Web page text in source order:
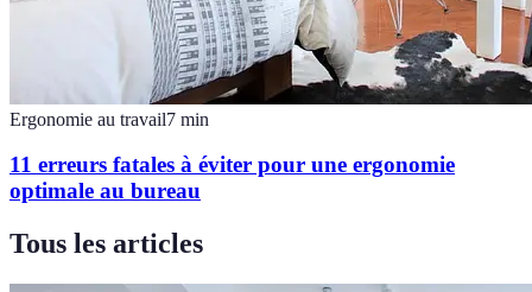
Ergonomie au travail7 min
11 erreurs fatales à éviter pour une ergonomie
optimale au bureau
Tous les articles